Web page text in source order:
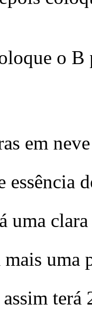
o B
em
essência
uma
mais uma
terá